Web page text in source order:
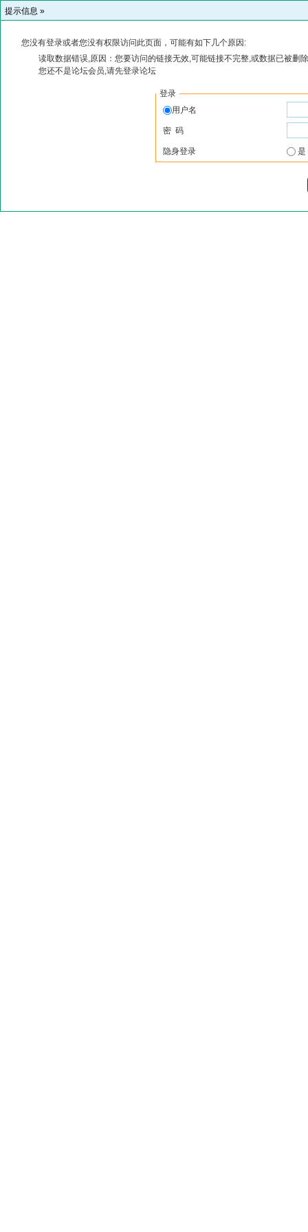
提示信息 »
您没有登录或者您没有权限访问此页面，可能有如下几个原因:
读取数据错误,原因：您要访问的链接无效,可能链接不完整,或数据已被删
您还不是论坛会员,请先登录论坛
登录
用户名
密 码
隐身登录